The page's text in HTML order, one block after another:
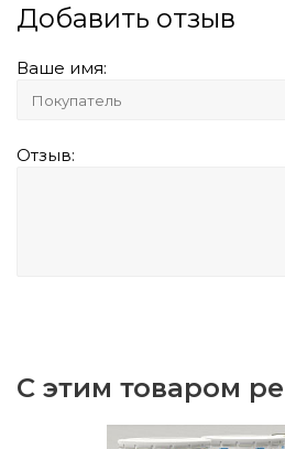
Добавить отзыв
Ваше имя:
Отзыв:
С этим товаром